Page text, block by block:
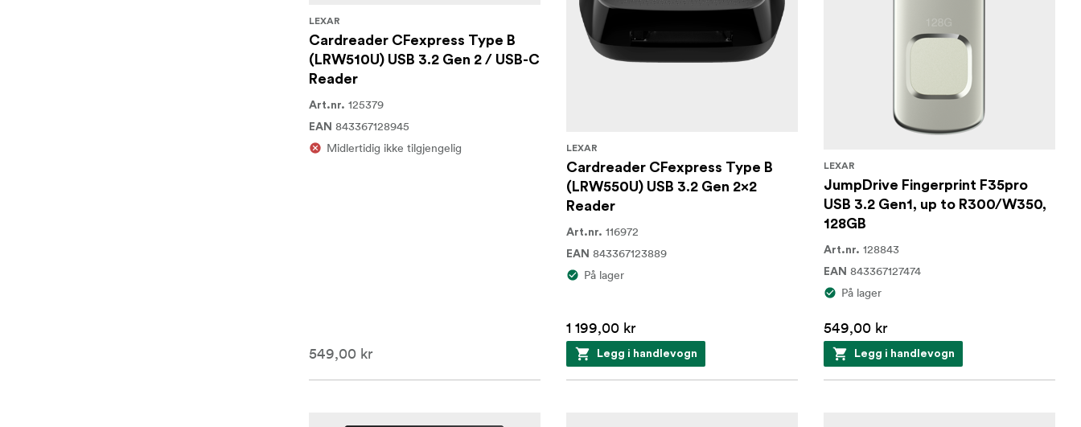
LEXAR
Cardreader CFexpress Type B
(LRW510U) USB 3.2 Gen 2 / USB-C
Reader
Art.nr. 125379
EAN 843367128945
Midlertidig ikke tilgjengelig
549,00 kr
LEXAR
Cardreader CFexpress Type B
(LRW550U) USB 3.2 Gen 2x2
Reader
Art.nr. 116972
EAN 843367123889
På lager
1 199,00 kr
Legg i handlevogn
LEXAR
JumpDrive Fingerprint F35pro
USB 3.2 Gen1, up to R300/W350,
128GB
Art.nr. 128843
EAN 843367127474
På lager
549,00 kr
Legg i handlevogn